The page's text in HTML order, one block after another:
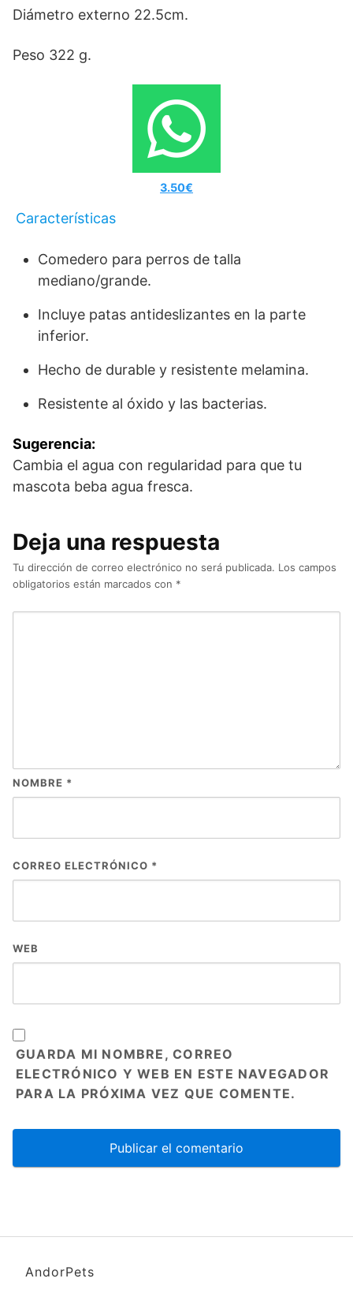
Diámetro externo 22.5cm.
Peso 322 g.
3.50€
Características
Comedero para perros de talla
mediano/grande.
Incluye patas antideslizantes en la parte
inferior.
Hecho de durable y resistente melamina.
Resistente al óxido y las bacterias.
Sugerencia:
Cambia el agua con regularidad para que tu
mascota beba agua fresca.
Deja una respuesta
Tu dirección de correo electrónico no será publicada. Los campos
obligatorios están marcados con *
NOMBRE *
CORREO ELECTRÓNICO *
WEB
GUARDA MI NOMBRE, CORREO
ELECTRÓNICO Y WEB EN ESTE NAVEGADOR
PARA LA PRÓXIMA VEZ QUE COMENTE.
AndorPets